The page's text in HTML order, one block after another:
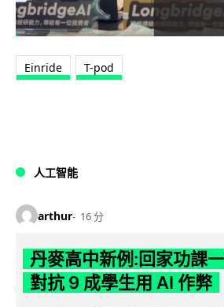
Einride T-pod
人工智能
arthur 16 分
丹麥高中新例:回家功課
對抗 9 成學生用 AI 作弊